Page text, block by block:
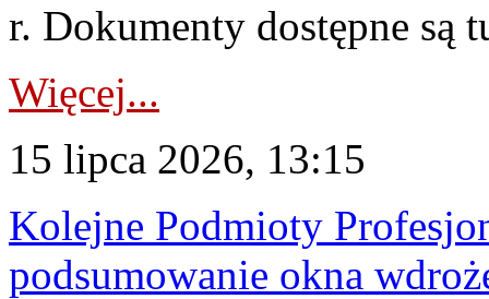
r. Dokumenty dostępne są
Więcej...
15 lipca 2026, 13:15
Kolejne Podmioty
podsumowanie okna